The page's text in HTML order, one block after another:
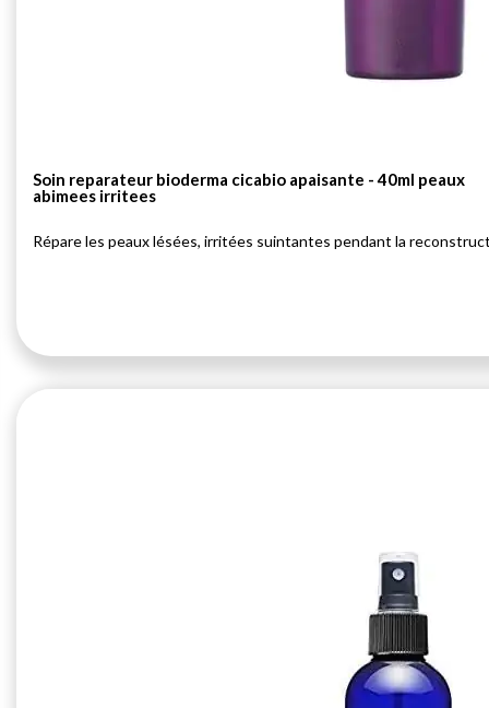
Soin reparateur bioderma cicabio apaisante - 40ml peaux
abimees irritees
Répare les peaux lésées, irritées suintantes pendant la